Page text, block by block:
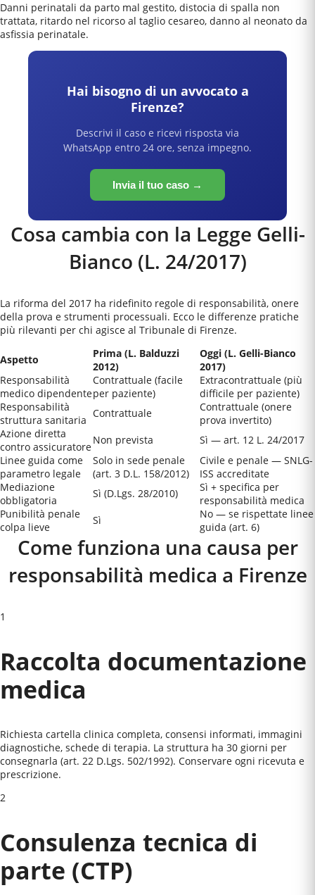
Danni perinatali da parto mal gestito, distocia di spalla non
trattata, ritardo nel ricorso al taglio cesareo, danno al neonato da
asfissia perinatale.
Hai bisogno di un avvocato a
Firenze?
Descrivi il caso e ricevi risposta via
WhatsApp entro 24 ore, senza impegno.
Invia il tuo caso →
Cosa cambia con la Legge Gelli-
Bianco (L. 24/2017)
La riforma del 2017 ha ridefinito regole di responsabilità, onere
della prova e strumenti processuali. Ecco le differenze pratiche
più rilevanti per chi agisce al Tribunale di Firenze.
Aspetto
Prima (L. Balduzzi
2012)
Oggi (L. Gelli-Bianco
2017)
Responsabilità
medico dipendente
Contrattuale (facile
per paziente)
Extracontrattuale (più
difficile per paziente)
Responsabilità
struttura sanitaria
Contrattuale
Contrattuale (onere
prova invertito)
Azione diretta
contro assicuratore
Non prevista
Sì — art. 12 L. 24/2017
Linee guida come
parametro legale
Solo in sede penale
(art. 3 D.L. 158/2012)
Civile e penale — SNLG-
ISS accreditate
Mediazione
obbligatoria
Sì (D.Lgs. 28/2010)
Sì + specifica per
responsabilità medica
Punibilità penale
colpa lieve
Sì
No — se rispettate linee
guida (art. 6)
Come funziona una causa per
responsabilità medica a Firenze
1
Raccolta documentazione
medica
Richiesta cartella clinica completa, consensi informati, immagini
diagnostiche, schede di terapia. La struttura ha 30 giorni per
consegnarla (art. 22 D.Lgs. 502/1992). Conservare ogni ricevuta e
prescrizione.
2
Consulenza tecnica di
parte (CTP)